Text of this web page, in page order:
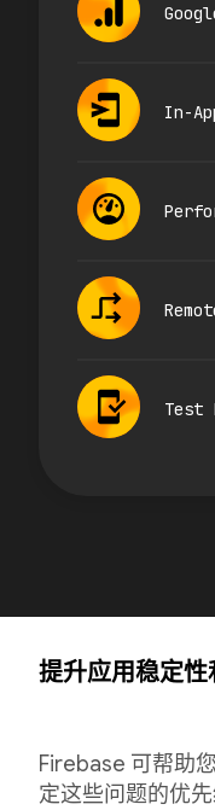
In-
Test
提升应用稳定性
Firebase 可帮助
定这些问题的优